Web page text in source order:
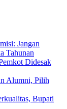
Jangan
Tahunan
Didesak
Alumni, Pilih
Bupati